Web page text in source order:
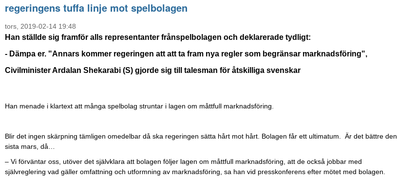
regeringens tuffa linje mot spelbolagen
tors, 2019-02-14 19:48
Han ställde sig framför alls representanter frånspelbolagen och deklarerade tydligt:
- Dämpa er. "Annars kommer regeringen att att ta fram nya regler som begränsar marknadsföring",
Civilminister Ardalan Shekarabi (S) gjorde sig till talesman för åtskilliga svenskar
Han menade i klartext att många spelbolag struntar i lagen om måttfull marknadsföring.
Blir det ingen skärpning tämligen omedelbar då ska regeringen sätta hårt mot hårt. Bolagen får ett ultimatum. Är det bättre den
sista mars, då…
– Vi förväntar oss, utöver det självklara att bolagen följer lagen om måttfull marknadsföring, att de också jobbar med
självreglering vad gäller omfattning och utformning av marknadsföring, sa han vid presskonferens efter mötet med bolagen.